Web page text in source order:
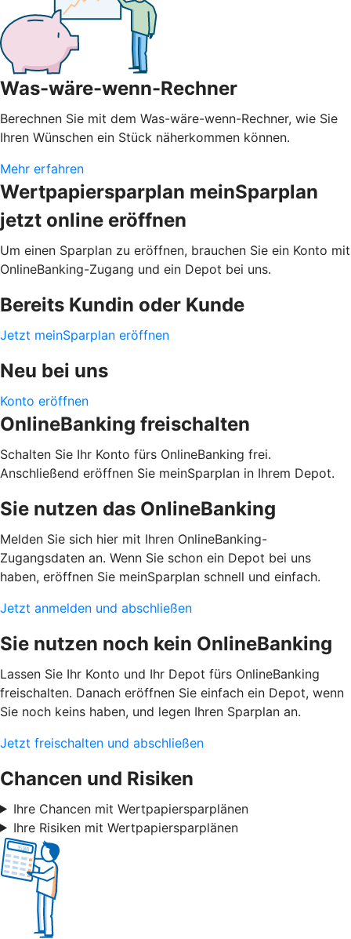
Was-wäre-wenn-Rechner
Berechnen Sie mit dem Was-wäre-wenn-Rechner, wie Sie
Ihren Wünschen ein Stück näherkommen können.
Mehr erfahren
Wertpapiersparplan meinSparplan
jetzt online eröffnen
Um einen Sparplan zu eröffnen, brauchen Sie ein Konto mit
OnlineBanking-Zugang und ein Depot bei uns.
Bereits Kundin oder Kunde
Jetzt meinSparplan eröffnen
Neu bei uns
Konto eröffnen
OnlineBanking freischalten
Schalten Sie Ihr Konto fürs OnlineBanking frei.
Anschließend eröffnen Sie meinSparplan in Ihrem Depot.
Sie nutzen das OnlineBanking
Melden Sie sich hier mit Ihren OnlineBanking-
Zugangsdaten an. Wenn Sie schon ein Depot bei uns
haben, eröffnen Sie meinSparplan schnell und einfach.
Jetzt anmelden und abschließen
Sie nutzen noch kein OnlineBanking
Lassen Sie Ihr Konto und Ihr Depot fürs OnlineBanking
freischalten. Danach eröffnen Sie einfach ein Depot, wenn
Sie noch keins haben, und legen Ihren Sparplan an.
Jetzt freischalten und abschließen
Chancen und Risiken
Ihre Chancen mit Wertpapiersparplänen
Ihre Risiken mit Wertpapiersparplänen